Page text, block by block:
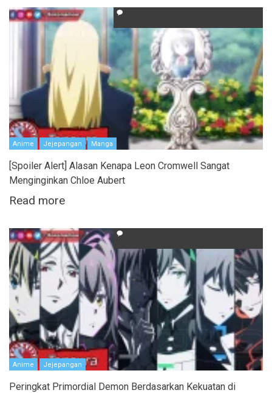
Anime Jejepangan Manga
[Spoiler Alert] Alasan Kenapa Leon Cromwell Sangat
Menginginkan Chloe Aubert
Read more
Anime Jejepangan
Peringkat Primordial Demon Berdasarkan Kekuatan di